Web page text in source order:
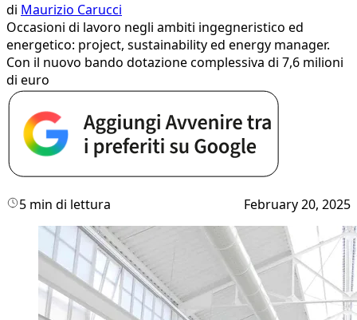
di Maurizio Carucci
Occasioni di lavoro negli ambiti ingegneristico ed
energetico: project, sustainability ed energy manager.
Con il nuovo bando dotazione complessiva di 7,6 milioni
di euro
5 min di lettura February 20, 2025